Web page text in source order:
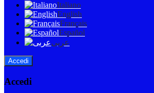
Italiano
English
Français
Español
عربى
Accedi
Accedi